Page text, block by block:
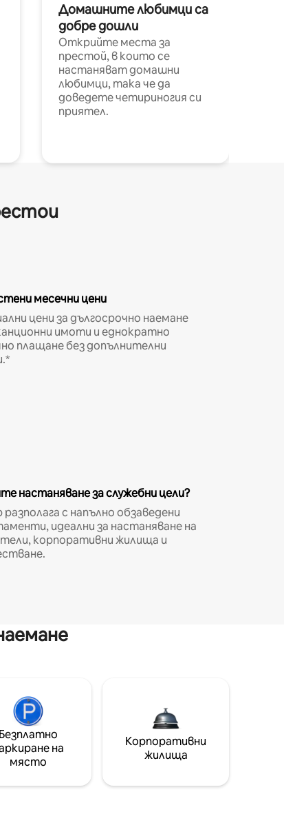
Домашните любимци са
добре дошли
Открийте места за
престой, в които се
настаняват домашни
любимци, така че да
доведете четириногия си
приятел.
месечни цени
цени за дългосрочно наемане
имоти и еднократно
плащане без допълнителни
настаняване за служебни цели?
разполага с напълно обзаведени
идеални за настаняване на
корпоративни жилища и
Безплатно
на
място
Корпоративни
жилища